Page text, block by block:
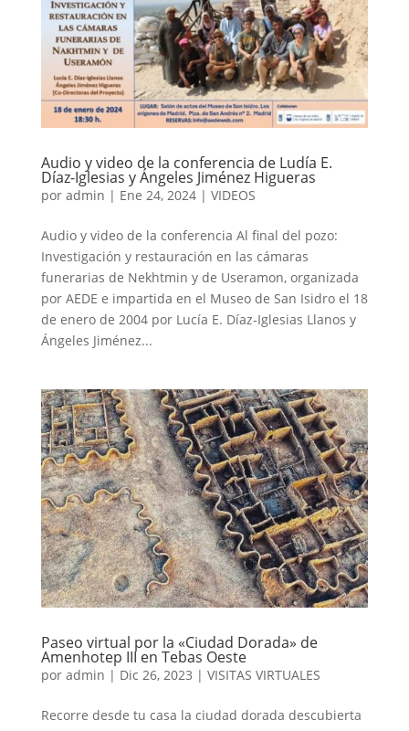
Audio y video de la conferencia de Ludía E.
Díaz-Iglesias y Ángeles Jiménez Higueras
por admin | Ene 24, 2024| VIDEOS
Audio y video de la conferencia Al final del pozo:
Investigación y restauración en las cámaras
funerarias de Nekhtmin y de Useramon, organizada
por AEDE e impartida en el Museo de San Isidro el 18
de enero de 2004 por Lucía E. Díaz-Iglesias Llanos y
Ángeles Jiménez...
Paseo virtual por la «Ciudad Dorada» de
Amenhotep III en Tebas Oeste
por admin | Dic 26, 2023 | VISITAS VIRTUALES
Recorre desde tu casa la ciudad dorada descubierta